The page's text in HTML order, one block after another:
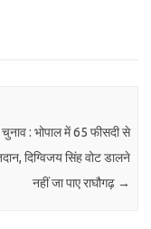
: भोपाल में 65 फीसदी से
दिग्विजय सिंह वोट डालने
नहीं जा पाए राघौगढ़ →